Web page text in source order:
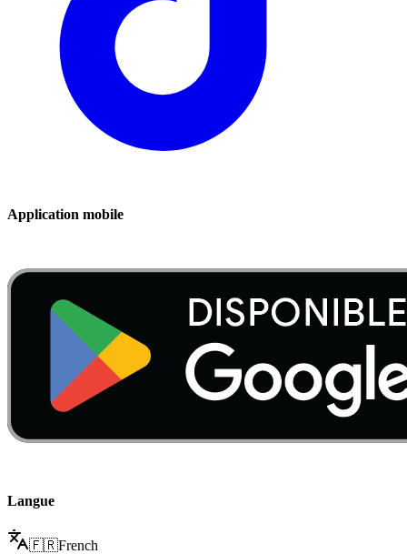
Application mobile
Langue
🇫🇷French